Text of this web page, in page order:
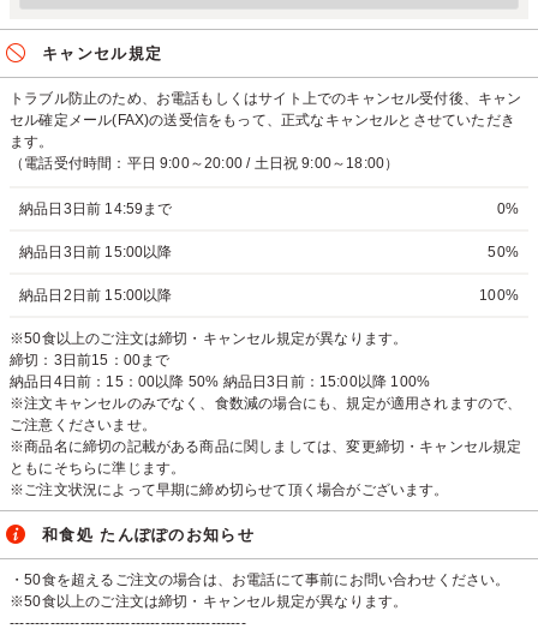
キャンセル規定
トラブル防止のため、お電話もしくはサイト上でのキャンセル受付後、キャン
セル確定メール(FAX)の送受信をもって、正式なキャンセルとさせていただき
ます。
（電話受付時間：平日 9:00～20:00 / 土日祝 9:00～18:00）
納品日3日前 14:59まで 0%
納品日3日前 15:00以降 50%
納品日2日前 15:00以降 100%
※50食以上のご注文は締切・キャンセル規定が異なります。
締切：3日前15：00まで
納品日4日前：15：00以降 50% 納品日3日前：15:00以降 100%
※注文キャンセルのみでなく、食数減の場合にも、規定が適用されますので、
ご注意くださいませ。
※商品名に締切の記載がある商品に関しましては、変更締切・キャンセル規定
ともにそちらに準じます。
※ご注文状況によって早期に締め切らせて頂く場合がございます。
和食処 たんぽぽのお知らせ
・50食を超えるご注文の場合は、お電話にて事前にお問い合わせください。
※50食以上のご注文は締切・キャンセル規定が異なります。
-----------------------------------------------